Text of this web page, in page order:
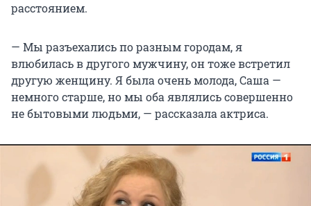
расстоянием.
— Мы разъехались по разным городам, я
влюбилась в другого мужчину, он тоже встретил
другую женщину. Я была очень молода, Саша —
немного старше, но мы оба являлись совершенно
не бытовыми людьми, — рассказала актриса.